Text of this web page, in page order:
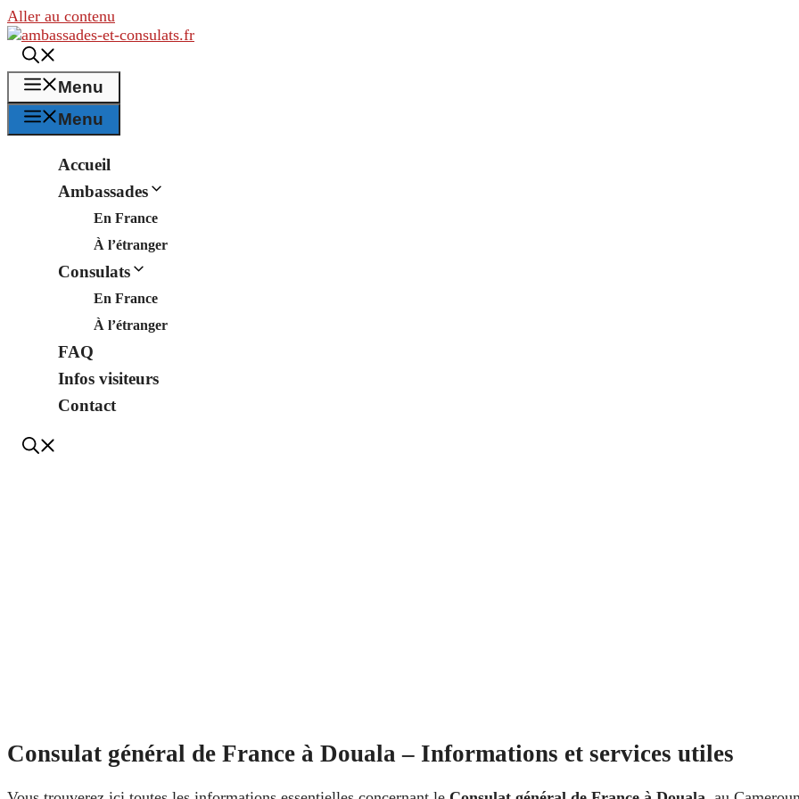
Aller au contenu
Menu
Menu
Accueil
Ambassades
En France
À l’étranger
Consulats
En France
À l’étranger
FAQ
Infos visiteurs
Contact
Consulat général de France à Douala – Informations et services utiles